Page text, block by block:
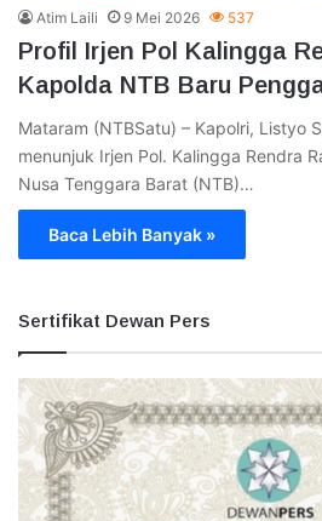
Atim Laili 9 Mei 2026 537
Profil Irjen Pol Kalingga
Kapolda NTB Baru
Mataram (NTBSatu) – Kapolri, Listyo
menunjuk Irjen Pol. Kalingga Rendra
Nusa Tenggara Barat (NTB)…
Baca Lebih Banyak »
Sertifikat Dewan Pers